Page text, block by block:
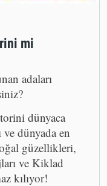
mi
adaları
dünyaca
dünyada en
güzellikleri,
ve Kiklad
kılıyor!